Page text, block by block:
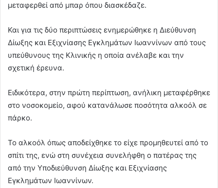
μεταφερθεί από μπαρ όπου διασκέδαζε.
Και για τις δύο περιπτώσεις ενημερώθηκε η Διεύθυνση
Δίωξης και Εξιχνίασης Εγκλημάτων Ιωαννίνων από τους
υπεύθυνους της Κλινικής η οποία ανέλαβε και την
σχετική έρευνα.
Ειδικότερα, στην πρώτη περίπτωση, ανήλικη μεταφέρθηκε
στο νοσοκομείο, αφού κατανάλωσε ποσότητα αλκοόλ σε
πάρκο.
Το αλκοόλ όπως αποδείχθηκε το είχε προμηθευτεί από το
σπίτι της, ενώ στη συνέχεια συνελήφθη ο πατέρας της
από την Υποδιεύθυνση Δίωξης και Εξιχνίασης
Εγκλημάτων Ιωαννίνων.